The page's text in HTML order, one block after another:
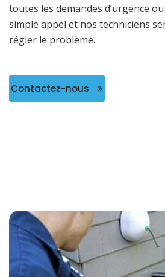
toutes les demandes d’urgence
simple appel et nos techniciens
régler le problème.
Contactez-nous